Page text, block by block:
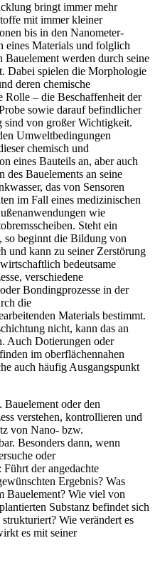
bringt immer mehr
mit immer kleiner
bis in den Nanometer-
eines Materials und folglich
Bauelement werden durch seine
Dabei spielen die Morphologie
deren chemische
Rolle – die Beschaffenheit der
sowie darauf befindlicher
sind von großer Wichtigkeit.
Umweltbedingungen
chemisch und
eines Bauteils an, aber auch
Bauelements an seine
das von Sensoren
im Fall eines medizinischen
wie
Steht ein
so beginnt die Bildung von
und kann zu seiner Zerstörung
bedeutsame
verschiedene
Bondingprozesse in der
die
Materials bestimmt.
nicht, kann das an
Auch Dotierungen oder
im oberflächennahen
auch häufig Ausgangspunkt
oder den
verstehen, kontrollieren und
von Nano- bzw.
Besonders dann, wenn
oder
der angedachte
Ergebnis? Was
Bauelement? Wie viel von
Substanz befindet sich
Wie verändert es
es mit seiner